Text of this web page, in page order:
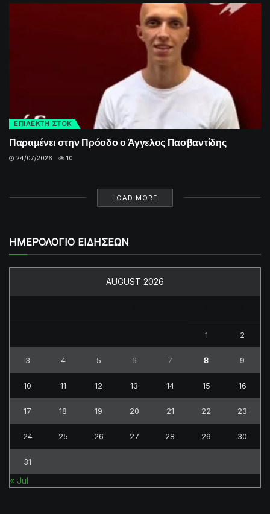
ΕΠΙΛΕΚΤΗ ΣΤΟΚ
Παραμένει στην Πρόοδο ο Άγγελος Πασβαντίδης
24/07/2026 10
LOAD MORE
ΗΜΕΡΟΛΟΓΙΟ ΕΙΔΗΣΕΩΝ
AUGUST 2026
1 2
3 4 5 6 7 8 9
10 11 12 13 14 15 16
17 18 19 20 21 22 23
24 25 26 27 28 29 30
31
« Jul